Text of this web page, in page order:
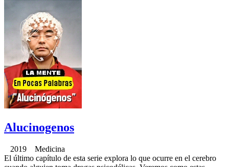
Alucinogenos
2019 Medicina
El último capítulo de esta serie explora lo que ocurre en el cerebro